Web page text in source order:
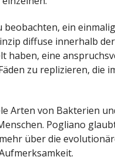
ein
diffuse innerhalb
haben, eine
zu replizieren, die
Arten von Bakterien
Pogliano
über die